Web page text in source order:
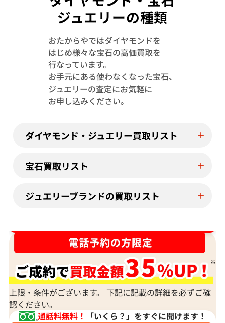
Pt･Pm900 トルマリン・ダイヤモンド
1.13・D0.08ct
参考買取価格
2026年7月11日時点
参考買取価格
ジュエリーの種類
おたからやではダイヤモンドを
はじめ様々な宝石の高価買取を
行なっています。
お手元にある使わなくなった宝石、
ジュエリーの査定にお気軽に
お申し込みください。
ダイヤモンド・ジュエリー買取リスト
宝石買取リスト
ジュエリーブランドの買取リスト
上限・条件がございます。 下記に記載の詳細を必ずご確
認ください。
通話料無料！
「いくら？」をすぐに聞けます！